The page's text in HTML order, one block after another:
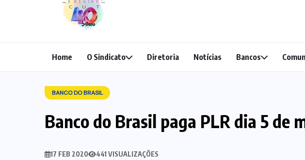
Home O Sindicato Diretoria Notícias Bancos
BANCO DO BRASIL
Banco do Brasil paga PLR dia 5 de
17 FEB 2020 441 VISUALIZAÇÕES